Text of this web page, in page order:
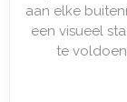
aan elke
een visueel
te